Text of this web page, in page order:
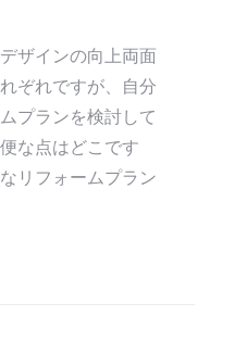
ザインの向上両面
ぞれですが、自分
プランを検討して
な点はどこです
リフォームプラン